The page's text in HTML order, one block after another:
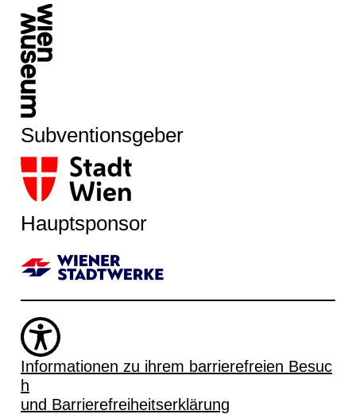
Subventionsgeber
Hauptsponsor
Informationen zu ihrem barrierefreien Besuc
h
und Barrierefreiheitserklärung